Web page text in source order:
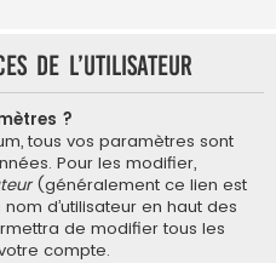
de l’utilisateur
?
tous vos paramètres sont
Pour les modifier,
(généralement ce lien est
d’utilisateur en haut des
de modifier tous les
compte.